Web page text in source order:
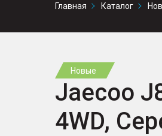
сервис
Главная Каталог
Новые
Jaecoo
4WD,